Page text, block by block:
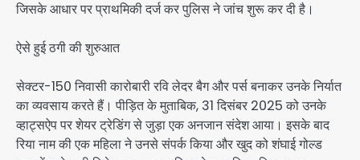
जिसके आधार पर प्राथमिकी दर्ज कर पुलिस ने जांच शुरू कर दी है।
ऐसे हुई ठगी की शुरुआत
सेक्टर-150 निवासी कारोबारी रवि लेदर बैग और पर्स बनाकर उनके निर्यात
का व्यवसाय करते हैं। पीड़ित के मुताबिक, 31 दिसंबर 2025 को उनके
व्हाट्सऐप पर शेयर ट्रेडिंग से जुड़ा एक अनजान संदेश आया। इसके बाद
रिया नाम की एक महिला ने उनसे संपर्क किया और खुद को शंघाई गोल्ड